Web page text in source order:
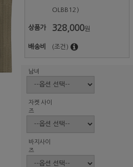
OLBB12)
상품가 328,000원
배송비 (조건)
남녀
자켓 사이
즈
바지사이
즈